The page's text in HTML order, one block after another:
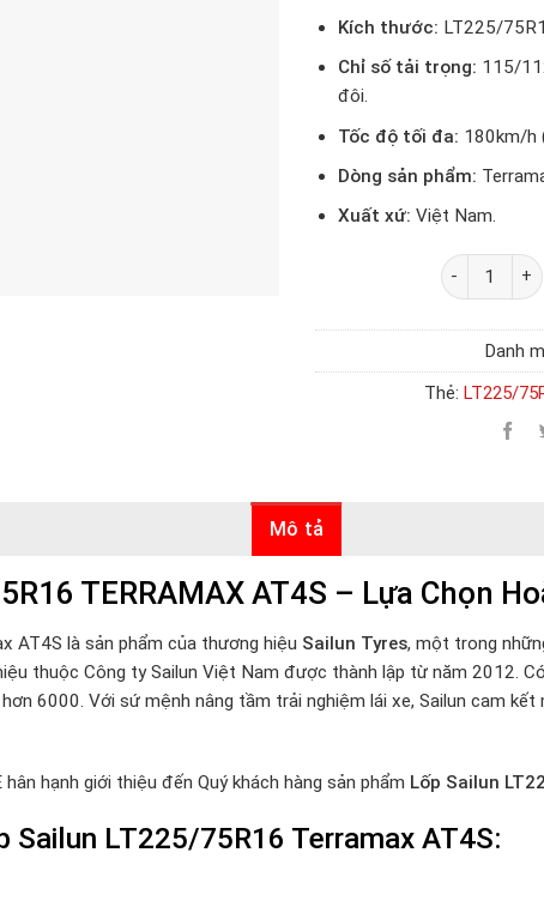
Kích thước: LT225/
Chỉ số tải trọng: 115/
đôi.
Tốc độ tối đa: 180km/h
Dòng sản phẩm:
Xuất xứ: Việt Nam.
Số lượng
Danh
Thẻ: LT225/
Mô tả
TERRAMAX AT4S – Lựa Chọn
AT4S là sản phẩm của thương hiệu Sailun Tyres, một trong
thuộc Công ty Sailun Việt Nam được thành lập từ năm 2012.
6000. Với sứ mệnh nâng tầm trải nghiệm lái xe, Sailun cam kết
hạnh giới thiệu đến Quý khách hàng sản phẩm Lốp Sailun
Sailun LT225/75R16 Terramax AT4S: